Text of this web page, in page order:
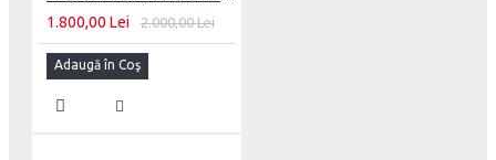
1.800,00 Lei 2.000,00 Lei
Adaugă în Coş